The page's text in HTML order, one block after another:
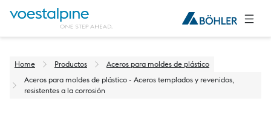
Home Productos
Aceros para moldes de plástico
Aceros para moldes de plástico - Aceros templados y revenidos,
resistentes a la corrosión